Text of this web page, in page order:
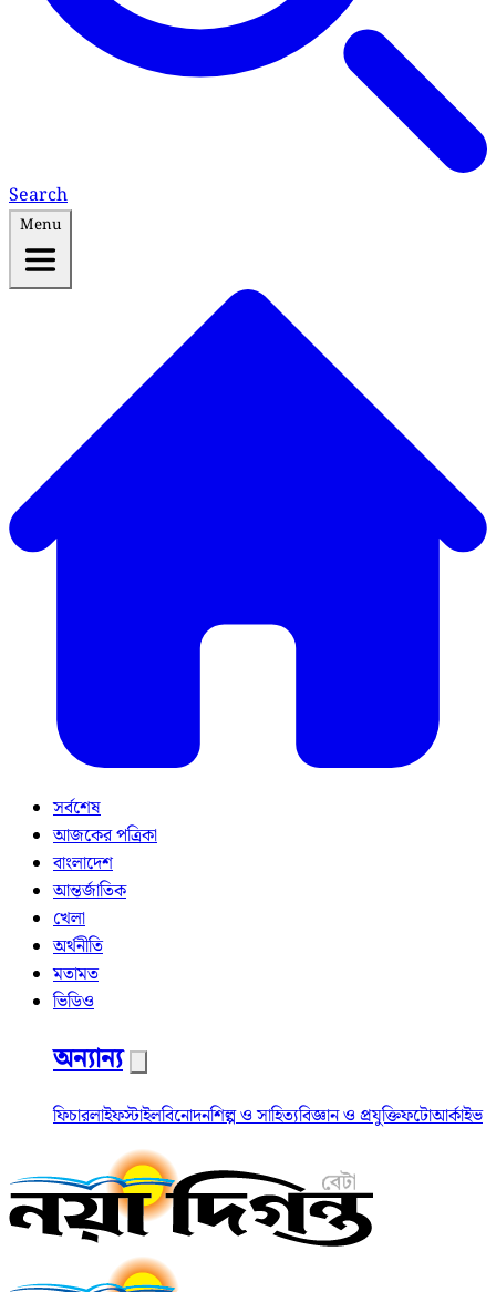
Search
Menu
সর্বশেষ
আজকের পত্রিকা
বাংলাদেশ
আন্তর্জাতিক
খেলা
অর্থনীতি
মতামত
ভিডিও
অন্যান্য
ফিচারলাইফস্টাইলবিনোদনশিল্প ও সাহিত্যবিজ্ঞান ও প্রযুক্তিফটোআর্কাইভ